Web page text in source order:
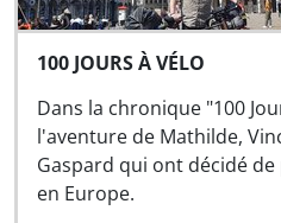
100 JOURS À VÉLO
Dans la chronique "100
l'aventure de Mathilde,
Gaspard qui ont décidé
en Europe.